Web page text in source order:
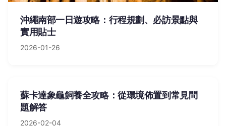
沖繩南部一日遊攻略：行程規劃、必訪景點與
實用貼士
2026-01-26
蘇卡達象龜飼養全攻略：從環境佈置到常見問
題解答
2026-02-04